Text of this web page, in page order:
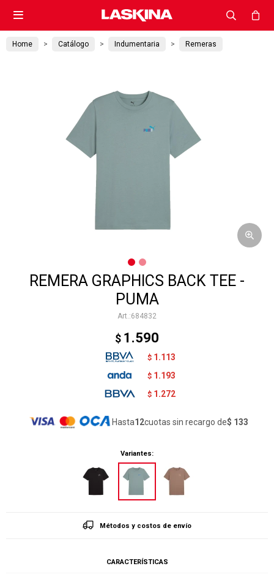

Home Catálogo Indumentaria Remeras
REMERA GRAPHICS BACK TEE -
PUMA
684832
$ 1.590
$ 1.113
$ 1.193
$ 1.272
Hasta12cuotas sin recargo de$ 133
Variantes:
Métodos y costos de envío
CARACTERÍSTICAS